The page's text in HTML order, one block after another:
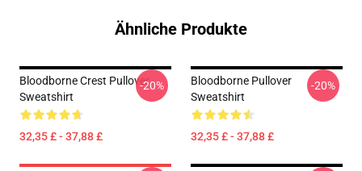
Ähnliche Produkte
Bloodborne Crest Pullover
Sweatshirt
32,35 £ - 37,88 £
-20%
Bloodborne Pullover
Sweatshirt
32,35 £ - 37,88 £
-20%